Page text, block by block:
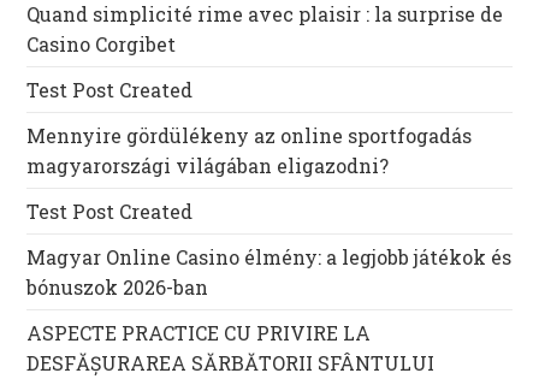
Quand simplicité rime avec plaisir : la surprise de
Casino Corgibet
Test Post Created
Mennyire gördülékeny az online sportfogadás
magyarországi világában eligazodni?
Test Post Created
Magyar Online Casino élmény: a legjobb játékok és
bónuszok 2026-ban
ASPECTE PRACTICE CU PRIVIRE LA
DESFĂȘURAREA SĂRBĂTORII SFÂNTULUI